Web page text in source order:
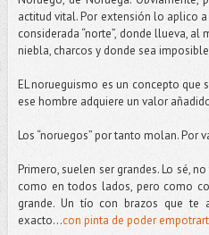
actitud vital. Por extensión lo aplico
considerada “norte”, donde llueva, al
niebla, charcos y donde sea
EL norueguismo es un concepto que
ese hombre adquiere un valor
Los “noruegos” por tanto molan. Por
Primero, suelen ser grandes. Lo sé,
como en todos lados, pero como
grande. Un tío con brazos que te
exacto...con pinta de poder